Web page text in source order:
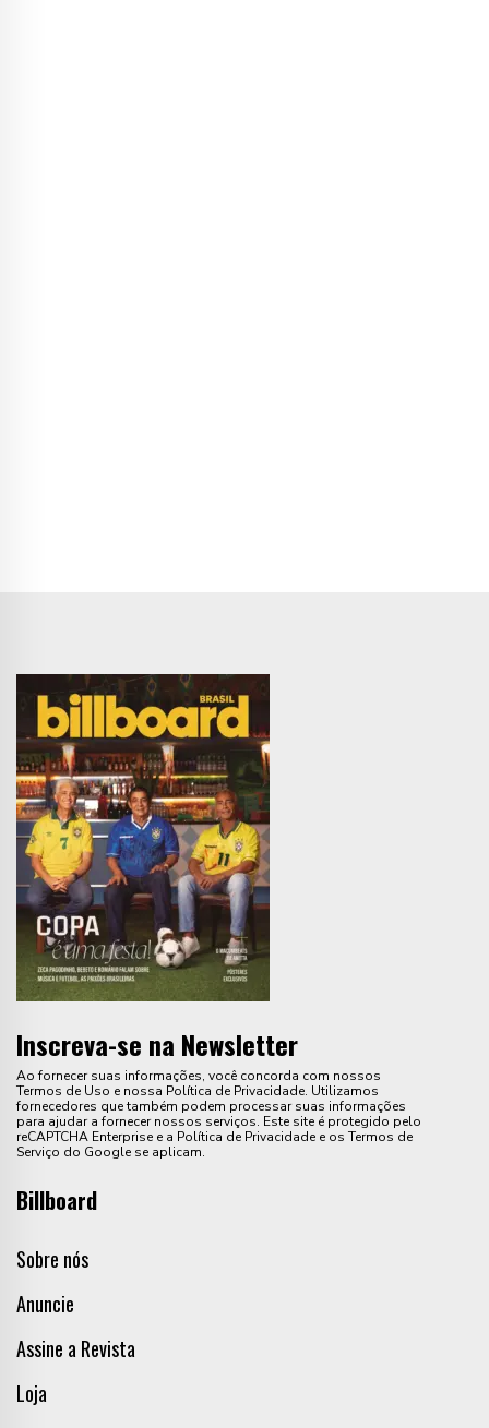
Inscreva-se na Newsletter
Ao fornecer suas informações, você concorda com nossos
Termos de Uso e nossa Política de Privacidade. Utilizamos
fornecedores que também podem processar suas informações
para ajudar a fornecer nossos serviços. Este site é protegido pelo
reCAPTCHA Enterprise e a Política de Privacidade e os Termos de
Serviço do Google se aplicam.
Billboard
Sobre nós
Anuncie
Assine a Revista
Loja